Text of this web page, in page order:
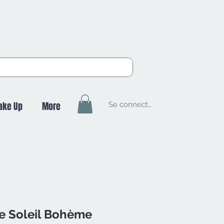
Up More Se connecter
Soleil Bohème